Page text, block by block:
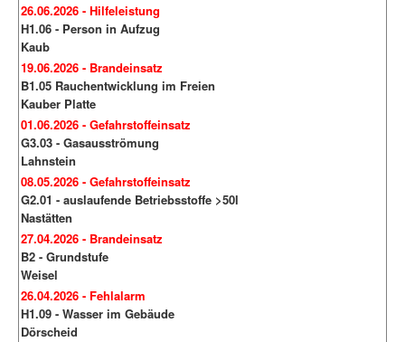
26.06.2026 - Hilfeleistung
H1.06 - Person in Aufzug
Kaub
19.06.2026 - Brandeinsatz
B1.05 Rauchentwicklung im Freien
Kauber Platte
01.06.2026 - Gefahrstoffeinsatz
G3.03 - Gasausströmung
Lahnstein
08.05.2026 - Gefahrstoffeinsatz
G2.01 - auslaufende Betriebsstoffe >50l
Nastätten
27.04.2026 - Brandeinsatz
B2 - Grundstufe
Weisel
26.04.2026 - Fehlalarm
H1.09 - Wasser im Gebäude
Dörscheid